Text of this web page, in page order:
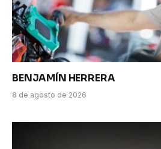
BENJAMÍN HERRERA
8 de agosto de 2026